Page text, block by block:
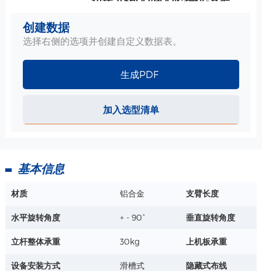
迈瑞 IPM/IMEC/UMEC 监护仪-支架安装板 规格
材质：ABS/铝合金
详情+
适用于 GE Ohmeda 9100
创建数据
选择右侧的选项并创建自定义数据表。
生成PDF
加入选型清单
基本信息
材质 铝合金 支臂长度
水平旋转角度 + - 90° 垂直旋转角度
立杆整体承重 30kg 上机板承重
设备安装方式 滑槽式 隐藏式布线